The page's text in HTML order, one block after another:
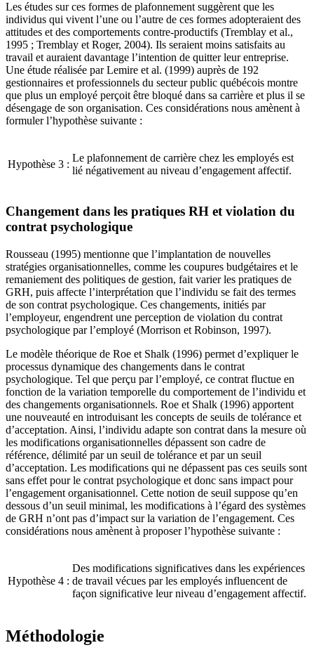
Les études sur ces formes de plafonnement suggèrent que les
individus qui vivent l’une ou l’autre de ces formes adopteraient des
attitudes et des comportements contre-productifs (Tremblay et al.,
1995 ; Tremblay et Roger, 2004). Ils seraient moins satisfaits au
travail et auraient davantage l’intention de quitter leur entreprise.
Une étude réalisée par Lemire et al. (1999) auprès de 192
gestionnaires et professionnels du secteur public québécois montre
que plus un employé perçoit être bloqué dans sa carrière et plus il se
désengage de son organisation. Ces considérations nous amènent à
formuler l’hypothèse suivante :
Hypothèse 3 :
Le plafonnement de carrière chez les employés est
lié négativement au niveau d’engagement affectif.
Changement dans les pratiques RH et violation du
contrat psychologique
Rousseau (1995) mentionne que l’implantation de nouvelles
stratégies organisationnelles, comme les coupures budgétaires et le
remaniement des politiques de gestion, fait varier les pratiques de
GRH, puis affecte l’interprétation que l’individu se fait des termes
de son contrat psychologique. Ces changements, initiés par
l’employeur, engendrent une perception de violation du contrat
psychologique par l’employé (Morrison et Robinson, 1997).
Le modèle théorique de Roe et Shalk (1996) permet d’expliquer le
processus dynamique des changements dans le contrat
psychologique. Tel que perçu par l’employé, ce contrat fluctue en
fonction de la variation temporelle du comportement de l’individu et
des changements organisationnels. Roe et Shalk (1996) apportent
une nouveauté en introduisant les concepts de seuils de tolérance et
d’acceptation. Ainsi, l’individu adapte son contrat dans la mesure où
les modifications organisationnelles dépassent son cadre de
référence, délimité par un seuil de tolérance et par un seuil
d’acceptation. Les modifications qui ne dépassent pas ces seuils sont
sans effet pour le contrat psychologique et donc sans impact pour
l’engagement organisationnel. Cette notion de seuil suppose qu’en
dessous d’un seuil minimal, les modifications à l’égard des systèmes
de GRH n’ont pas d’impact sur la variation de l’engagement. Ces
considérations nous amènent à proposer l’hypothèse suivante :
Hypothèse 4 :
Des modifications significatives dans les expériences
de travail vécues par les employés influencent de
façon significative leur niveau d’engagement affectif.
Méthodologie